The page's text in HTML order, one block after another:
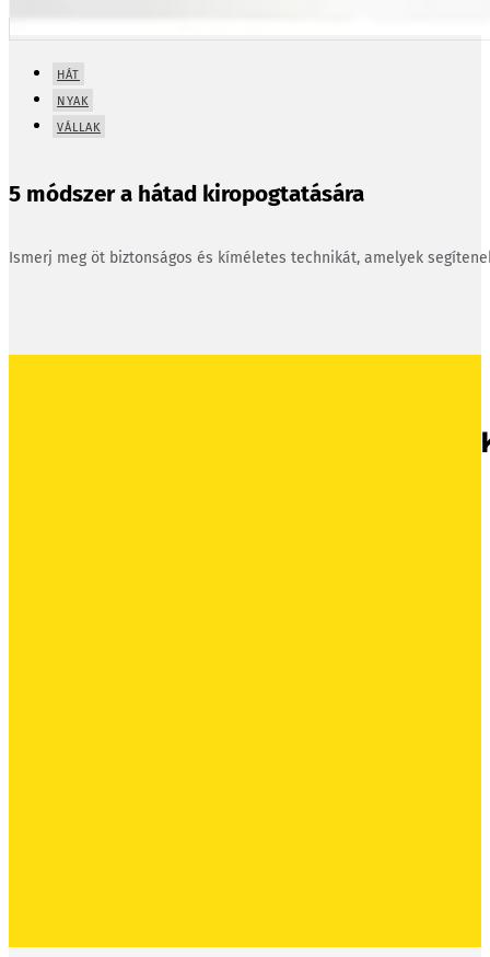
HÁT
NYAK
VÁLLAK
5 módszer a hátad kiropogtatására
Ismerj meg öt biztonságos és kíméletes technikát, amelyek